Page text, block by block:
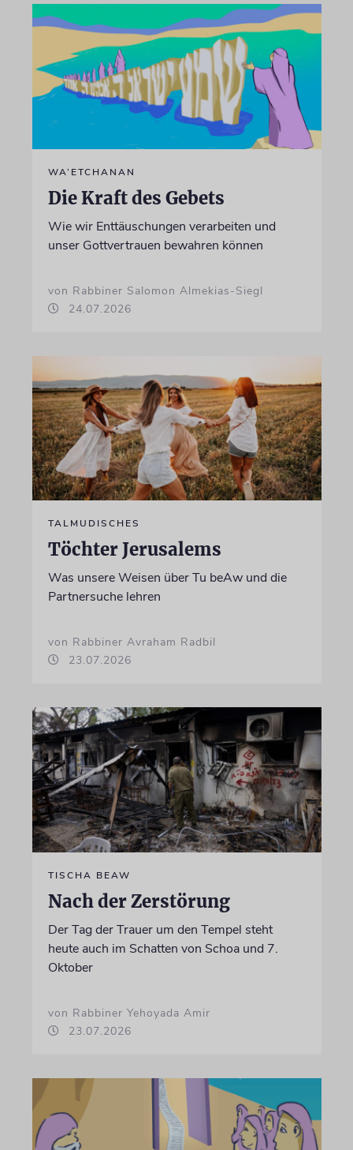
WA’ETCHANAN
Die Kraft des Gebets
Wie wir Enttäuschungen verarbeiten und
unser Gottvertrauen bewahren können
von Rabbiner Salomon Almekias-Siegl
24.07.2026
TALMUDISCHES
Töchter Jerusalems
Was unsere Weisen über Tu beAw und die
Partnersuche lehren
von Rabbiner Avraham Radbil
23.07.2026
TISCHA BEAW
Nach der Zerstörung
Der Tag der Trauer um den Tempel steht
heute auch im Schatten von Schoa und 7.
Oktober
von Rabbiner Yehoyada Amir
23.07.2026